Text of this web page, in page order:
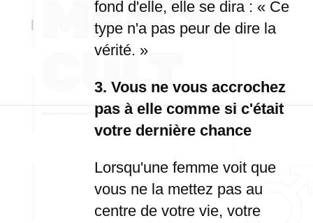
fond d'elle, elle se dira : « Ce
type n'a pas peur de dire la
vérité. »
3. Vous ne vous accrochez
pas à elle comme si c'était
votre dernière chance
Lorsqu'une femme voit que
vous ne la mettez pas au
centre de votre vie, votre